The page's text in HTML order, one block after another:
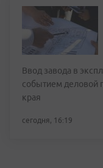
Ввод завода в
событием деловой
края
сегодня, 16:19